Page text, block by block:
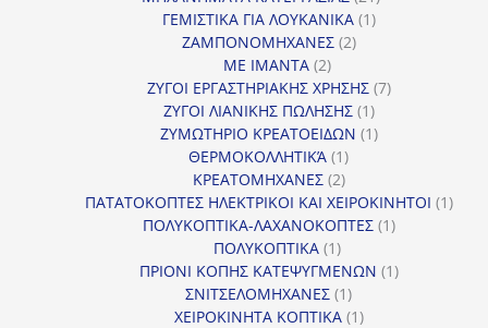
προϊόντα
ΓΕΜΙΣΤΙΚΑ ΓΙΑ ΛΟΥΚΑΝΙΚΑ 11
ΖΑΜΠΟΝΟΜΗΧΑΝΕΣ 22
ΜΕ ΙΜΑΝΤΑ 22
προϊόντα
ΖΥΓΟΙ ΕΡΓΑΣΤΗΡΙΑΚΗΣ ΧΡΗΣΗΣ 77
ΖΥΓΟΙ ΛΙΑΝΙΚΗΣ ΠΩΛΗΣΗΣ 11
προϊόν
ΖΥΜΩΤΗΡΙΟ ΚΡΕΑΤΟΕΙΔΩΝ 11
ΘΕΡΜΟΚΟΛΛΗΤΙΚΆ 11
προϊόν
ΚΡΕΑΤΟΜΗΧΑΝΕΣ 22
προϊόντα
ΠΑΤΑΤΟΚΟΠΤΕΣ ΗΛΕΚΤΡΙΚΟΙ ΚΑΙ ΧΕΙΡΟΚΙΝΗΤΟΙ 11
ΠΟΛΥΚΟΠΤΙΚΑ-ΛΑΧΑΝΟΚΟΠΤΕΣ 11
ΠΟΛΥΚΟΠΤΙΚΑ 11
προϊόν
ΠΡΙΟΝΙ ΚΟΠΗΣ ΚΑΤΕΨΥΓΜΕΝΩΝ 11
ΣΝΙΤΣΕΛΟΜΗΧΑΝΕΣ 11
προϊόν
ΧΕΙΡΟΚΙΝΗΤΑ ΚΟΠΤΙΚΑ 11